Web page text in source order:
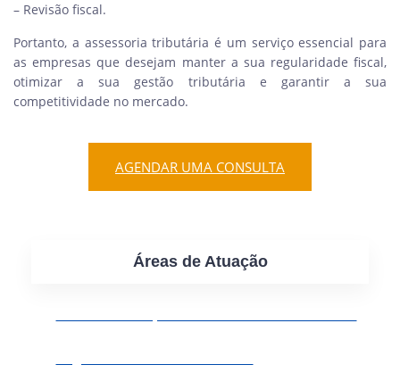
– Revisão fiscal.
Portanto, a assessoria tributária é um serviço essencial para
as empresas que desejam manter a sua regularidade fiscal,
otimizar a sua gestão tributária e garantir a sua
competitividade no mercado.
AGENDAR UMA CONSULTA
Áreas de Atuação